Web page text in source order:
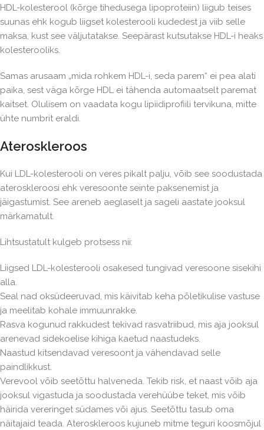
HDL-kolesterool (kõrge tihedusega lipoproteiin) liigub teises
suunas ehk kogub liigset kolesterooli kudedest ja viib selle
maksa, kust see väljutatakse. Seepärast kutsutakse HDL-i heaks
kolesterooliks.
Samas arusaam „mida rohkem HDL-i, seda parem“ ei pea alati
paika, sest väga kõrge HDL ei tähenda automaatselt paremat
kaitset. Olulisem on vaadata kogu lipiidiprofiili tervikuna, mitte
ühte numbrit eraldi.
Ateroskleroos
Kui LDL-kolesterooli on veres pikalt palju, võib see soodustada
ateroskleroosi ehk veresoonte seinte paksenemist ja
jäigastumist. See areneb aeglaselt ja sageli aastate jooksul
märkamatult.
Lihtsustatult kulgeb protsess nii:
Liigsed LDL-kolesterooli osakesed tungivad veresoone sisekihi
alla.
Seal nad oksüdeeruvad, mis käivitab keha põletikulise vastuse
ja meelitab kohale immuunrakke.
Rasva kogunud rakkudest tekivad rasvatriibud, mis aja jooksul
arenevad sidekoelise kihiga kaetud naastudeks.
Naastud kitsendavad veresoont ja vähendavad selle
paindlikkust.
Verevool võib seetõttu halveneda. Tekib risk, et naast võib aja
jooksul vigastuda ja soodustada verehüübe teket, mis võib
häirida vereringet südames või ajus. Seetõttu tasub oma
näitajaid teada. Ateroskleroos kujuneb mitme teguri koosmõjul